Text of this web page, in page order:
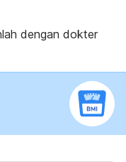
dengan dokter